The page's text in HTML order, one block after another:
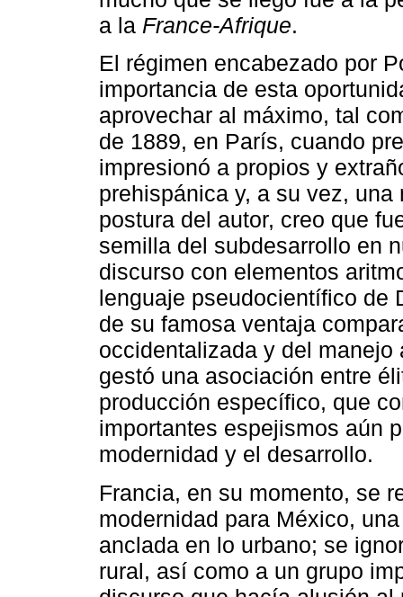
a la France-Afrique.
El régimen encabezado por
importancia de esta
aprovechar al máximo, tal
de 1889, en París, cuando
impresionó a propios y
prehispánica y, a su vez,
postura del autor, creo que
semilla del subdesarrollo en
discurso con elementos
lenguaje pseudocientífico de
de su famosa ventaja
occidentalizada y del
gestó una asociación entre
producción específico, que
importantes espejismos aún
modernidad y el desarrollo.
Francia, en su momento, se
modernidad para México,
anclada en lo urbano; se
rural, así como a un grupo